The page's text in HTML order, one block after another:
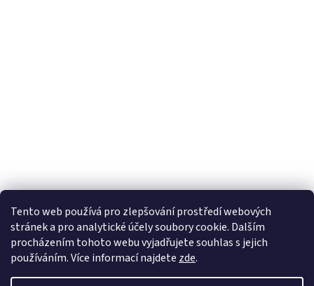
Tento web používá pro zlepšování prostředí webových
stránek a pro analytické účelysoubory cookie. Dalším
procházením tohoto webu vyjadřujete souhlas s jejich
používáním. Více informacínajdete zde.
Sledovat na Instagramu